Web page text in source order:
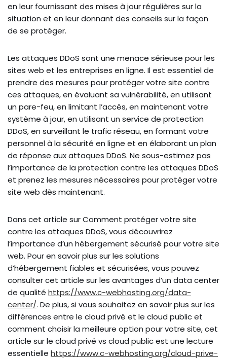
en leur fournissant des mises à jour régulières sur la
situation et en leur donnant des conseils sur la façon
de se protéger.
Les attaques DDoS sont une menace sérieuse pour les
sites web et les entreprises en ligne. Il est essentiel de
prendre des mesures pour protéger votre site contre
ces attaques, en évaluant sa vulnérabilité, en utilisant
un pare-feu, en limitant l’accès, en maintenant votre
système à jour, en utilisant un service de protection
DDoS, en surveillant le trafic réseau, en formant votre
personnel à la sécurité en ligne et en élaborant un plan
de réponse aux attaques DDoS. Ne sous-estimez pas
l’importance de la protection contre les attaques DDoS
et prenez les mesures nécessaires pour protéger votre
site web dès maintenant.
Dans cet article sur Comment protéger votre site
contre les attaques DDoS, vous découvrirez
l’importance d’un hébergement sécurisé pour votre site
web. Pour en savoir plus sur les solutions
d’hébergement fiables et sécurisées, vous pouvez
consulter cet article sur les avantages d’un data center
de qualité https://www.c-webhosting.org/data-
center/. De plus, si vous souhaitez en savoir plus sur les
différences entre le cloud privé et le cloud public et
comment choisir la meilleure option pour votre site, cet
article sur le cloud privé vs cloud public est une lecture
essentielle https://www.c-webhosting.org/cloud-prive-